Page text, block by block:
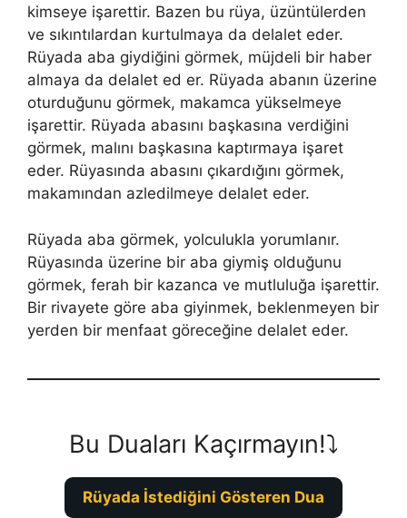
kimseye işarettir. Bazen bu rüya, üzüntülerden
ve sıkıntılardan kurtulmaya da delalet eder.
Rüyada aba giydiğini görmek, müjdeli bir haber
almaya da delalet ed er. Rüyada abanın üzerine
oturduğunu görmek, makamca yükselmeye
işarettir. Rüyada abasını başkasına verdiğini
görmek, malını başkasına kaptırmaya işaret
eder. Rüyasında abasını çıkardığını görmek,
makamından azledilmeye delalet eder.
Rüyada aba görmek, yolculukla yorumlanır.
Rüyasında üzerine bir aba giymiş olduğunu
görmek, ferah bir kazanca ve mutluluğa işarettir.
Bir rivayete göre aba giyinmek, beklenmeyen bir
yerden bir menfaat göreceğine delalet eder.
Bu Duaları Kaçırmayın!⤵️
Rüyada İstediğini Gösteren Dua